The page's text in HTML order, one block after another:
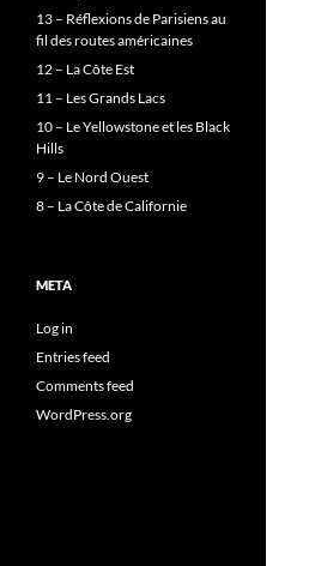
13 – Réflexions de Parisiens au
fil des routes américaines
12 – La Côte Est
11 – Les Grands Lacs
10 – Le Yellowstone et les Black
Hills
9 – Le Nord Ouest
8 – La Côte de Californie
META
Log in
Entries feed
Comments feed
WordPress.org